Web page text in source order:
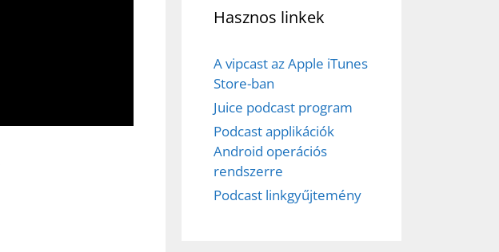
Hasznos linkek
A vipcast az Apple iTunes
Store-ban
Juice podcast program
Podcast applikációk
Android operációs
rendszerre
Podcast linkgyűjtemény